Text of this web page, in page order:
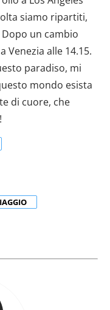
siamo ripartiti,
un cambio
Venezia alle 14.15.
paradiso, mi
mondo esista
di cuore, che